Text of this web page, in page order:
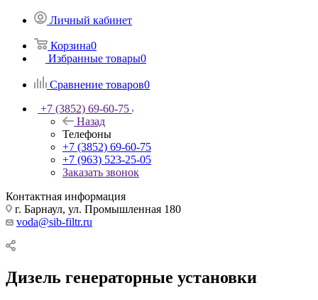
Личный кабинет
Корзина0
Избранные товары0
Сравнение товаров0
+7 (3852) 69-60-75
Назад
Телефоны
+7 (3852) 69-60-75
+7 (963) 523-25-05
Заказать звонок
Контактная информация
г. Барнаул, ул. Промышленная 180
voda@sib-filtr.ru
Дизель генераторные установки